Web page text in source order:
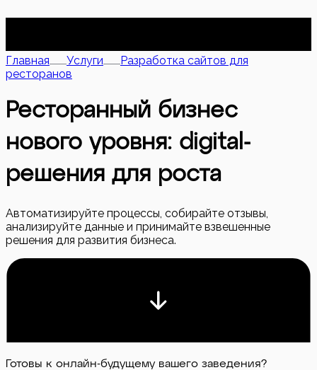
Главная Услуги
Разработка сайтов для
ресторанов
Ресторанный бизнес
нового уровня: digital-
решения для роста
Автоматизируйте процессы, собирайте отзывы,
анализируйте данные и принимайте взвешенные
решения для развития бизнеса.
Готовы к онлайн-будущему вашего заведения?